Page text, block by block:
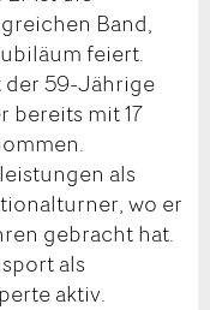
Band,
feiert.
der 59-Jährige
bereits mit 17
als
wo er
gebracht hat.
als
aktiv.